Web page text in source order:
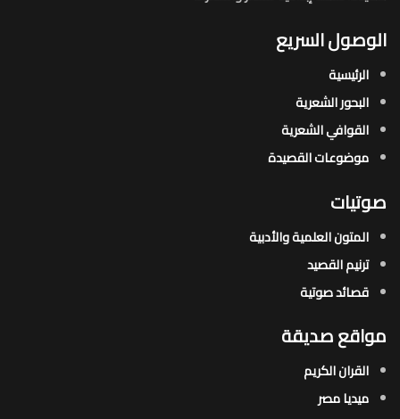
الوصول السريع
الرئيسية
البحور الشعرية​
القوافي الشعرية​
موضوعات القصيدة​
صوتيات
المتون العلمية والأدبية
ترنيم القصيد
قصائد صوتية
مواقع صديقة
القران الكريم
ميديا مصر